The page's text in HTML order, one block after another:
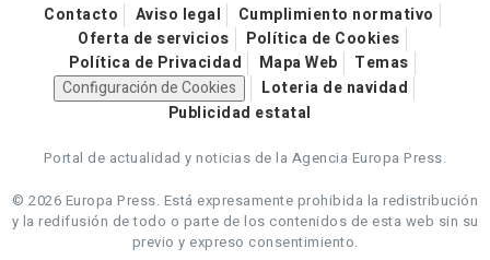
Contacto Aviso legal
Cumplimiento normativo
Oferta de servicios
Política de Cookies
Política de Privacidad
Mapa Web
Temas
Configuración de Cookies
Loteria de navidad
Publicidad estatal
Portal de actualidad y noticias de la Agencia Europa Press.
© 2026 Europa Press. Está expresamente prohibida la redistribución
y la redifusión de todo o parte de los contenidos de esta web sin su
previo y expreso consentimiento.